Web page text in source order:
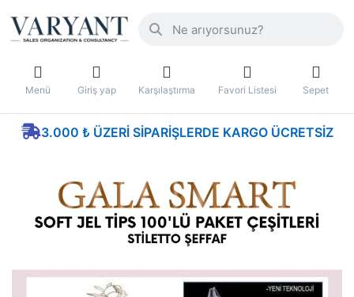
Menü Giriş yap Karşılaştırma Favori Listesi Sepet
3.000 ₺ ÜZERI SIPARIŞLERDE KARGO ÜCRETSIZ